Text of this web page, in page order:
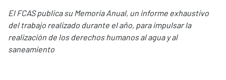
El FCAS publica su Memoria Anual, un informe exhaustivo
del trabajo realizado durante el año, para impulsar la
realización de los derechos humanos al agua y al
saneamiento